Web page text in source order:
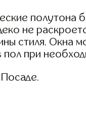
полутона
не
стиля. Окна
при